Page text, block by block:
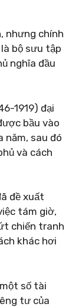
nhưng chính
bộ sưu tập
nghĩa đầu
1919) đại
bầu vào
năm, sau đó
và cách
đề xuất
tám giờ,
chiến tranh
khác hơi
số tài
tư của